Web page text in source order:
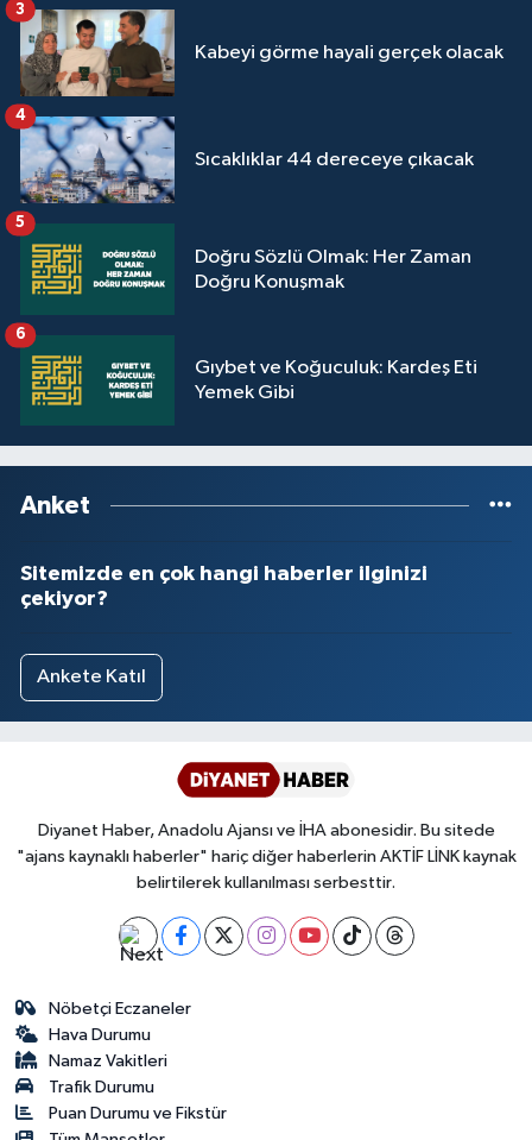
Kabeyi görme hayali gerçek olacak
3
Sıcaklıklar 44 dereceye çıkacak
4
Doğru Sözlü Olmak: Her Zaman
Doğru Konuşmak
5
Gıybet ve Koğuculuk: Kardeş Eti
Yemek Gibi
6
Anket
Sitemizde en çok hangi haberler ilginizi
çekiyor?
Ankete Katıl
Diyanet Haber, Anadolu Ajansı ve İHA abonesidir. Bu sitede
"ajans kaynaklı haberler" hariç diğer haberlerin AKTİF LİNK kaynak
belirtilerek kullanılması serbesttir.
Nöbetçi Eczaneler
Hava Durumu
Namaz Vakitleri
Trafik Durumu
Puan Durumu ve Fikstür
Van Müftülüğü
Yalova Müftülüğü
Yozgat Müftülüğü
Zonguldak Müftülüğü